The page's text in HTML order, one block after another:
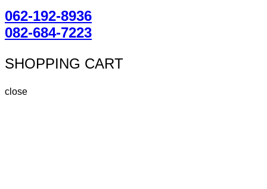
062-192-8936
082-684-7223
SHOPPING CART
close